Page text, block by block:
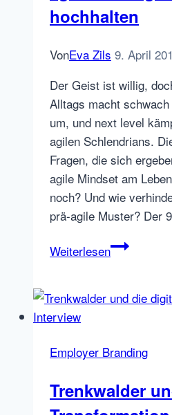
hochhalten
VonEva Zils 9. April
Der Geist ist willig,
Alltags macht
um, und next level
agilen Schlendrians.
Fragen, die sich
agile Mindset am
noch? Und wie
prä-agile Muster? Der
WeiterlesenThe
Scrum.
auch
9.
Employer Branding
Trenkwalder